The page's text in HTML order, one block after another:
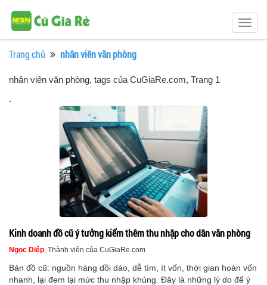
Trang chủ nhân viên văn phòng
nhân viên văn phòng, tags của CuGiaRe.com, Trang 1
.
Kinh doanh đồ cũ ý tưởng kiểm thêm thu nhập cho dân văn phòng
Ngọc Diệp, Thành viên của CuGiaRe.com
Bán đồ cũ: nguồn hàng dồi dào, dễ tìm, ít vốn, thời gian hoàn vốn
nhanh, lại đem lại mức thu nhập khủng. Đây là những lý do để ý